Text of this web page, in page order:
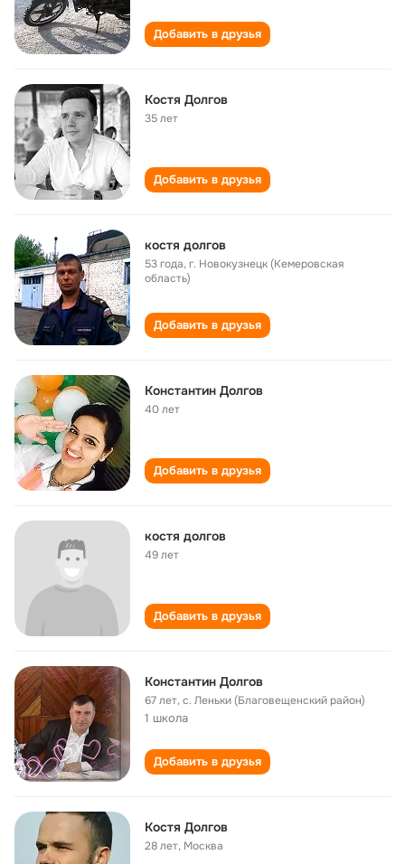
Добавить в друзья
Костя Долгов
35 лет
Добавить в друзья
костя долгов
53 года,г. Новокузнецк (Кемеровская
область)
Добавить в друзья
Константин Долгов
40 лет
Добавить в друзья
костя долгов
49 лет
Добавить в друзья
Константин Долгов
67 лет,с. Леньки (Благовещенский район)
1 школа
Добавить в друзья
Костя Долгов
28 лет, Москва